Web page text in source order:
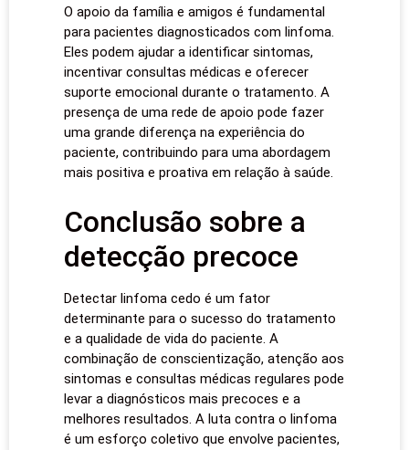
O apoio da família e amigos é fundamental
para pacientes diagnosticados com linfoma.
Eles podem ajudar a identificar sintomas,
incentivar consultas médicas e oferecer
suporte emocional durante o tratamento. A
presença de uma rede de apoio pode fazer
uma grande diferença na experiência do
paciente, contribuindo para uma abordagem
mais positiva e proativa em relação à saúde.
Conclusão sobre a
detecção precoce
Detectar linfoma cedo é um fator
determinante para o sucesso do tratamento
e a qualidade de vida do paciente. A
combinação de conscientização, atenção aos
sintomas e consultas médicas regulares pode
levar a diagnósticos mais precoces e a
melhores resultados. A luta contra o linfoma
é um esforço coletivo que envolve pacientes,